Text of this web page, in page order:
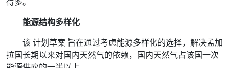
能源结构多样化
该 计划草案 旨在通过考虑能源多样化的选择，解决孟加
拉国长期以来对国内天然气的依赖，国内天然气占该国一次